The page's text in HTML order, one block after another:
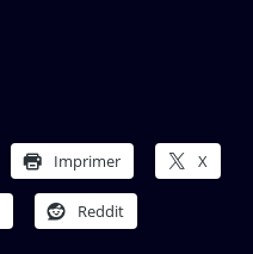
Imprimer X
Reddit